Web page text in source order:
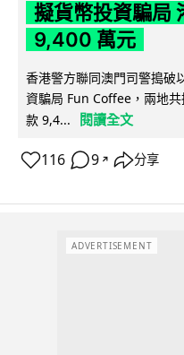
擬貨幣投資騙局
9,400 萬元
香港警方聯同澳門司警搗破
資騙局 Fun Coffee，兩地
款 9,4...
閱讀全文
116 9 ↗ 分享
ADVERTISEMENT